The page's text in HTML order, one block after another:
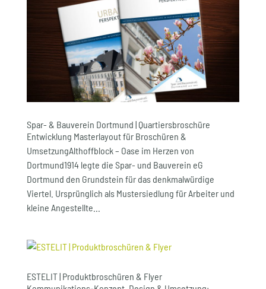
Spar- & Bauverein Dortmund | Quartiersbroschüre
Entwicklung Masterlayout für Broschüren &
UmsetzungAlthoffblock – Oase im Herzen von
Dortmund1914 legte die Spar- und Bauverein eG
Dortmund den Grundstein für das denkmalwürdige
Viertel. Ursprünglich als Mustersiedlung für Arbeiter und
kleine Angestellte...
ESTELIT | Produktbroschüren & Flyer